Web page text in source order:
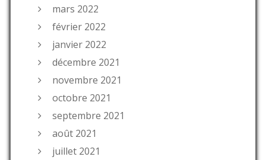
mars 2022
février 2022
janvier 2022
décembre 2021
novembre 2021
octobre 2021
septembre 2021
août 2021
juillet 2021